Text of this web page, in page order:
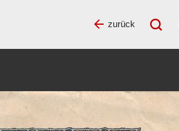
zurück